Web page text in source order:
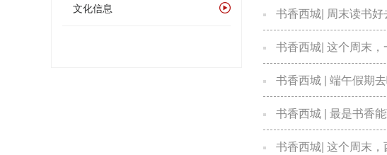
文化信息 书香西城| 周末读书好
书香西城| 这个周末
书香西城 | 端午假期
书香西城 | 最是书香
书香西城| 这个周末，